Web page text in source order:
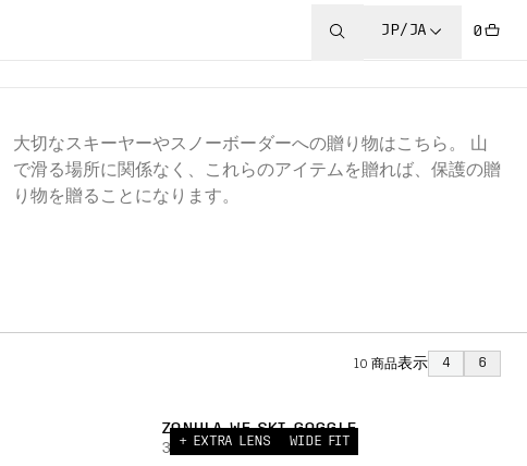
JP/JA 0
大切なスキーヤーやスノーボーダーへの贈り物はこちら。 山
で滑る場所に関係なく、これらのアイテムを贈れば、保護の贈
り物を贈ることになります。
10 商品表示 4 6
+ EXTRA LENS WIDE FIT
ZONULA WF SKI GOGGLE
38 000,00 JPY